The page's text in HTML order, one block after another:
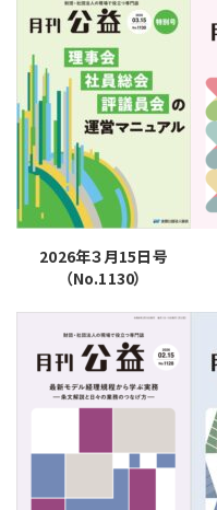
2026年３月15日号
（No.1130）